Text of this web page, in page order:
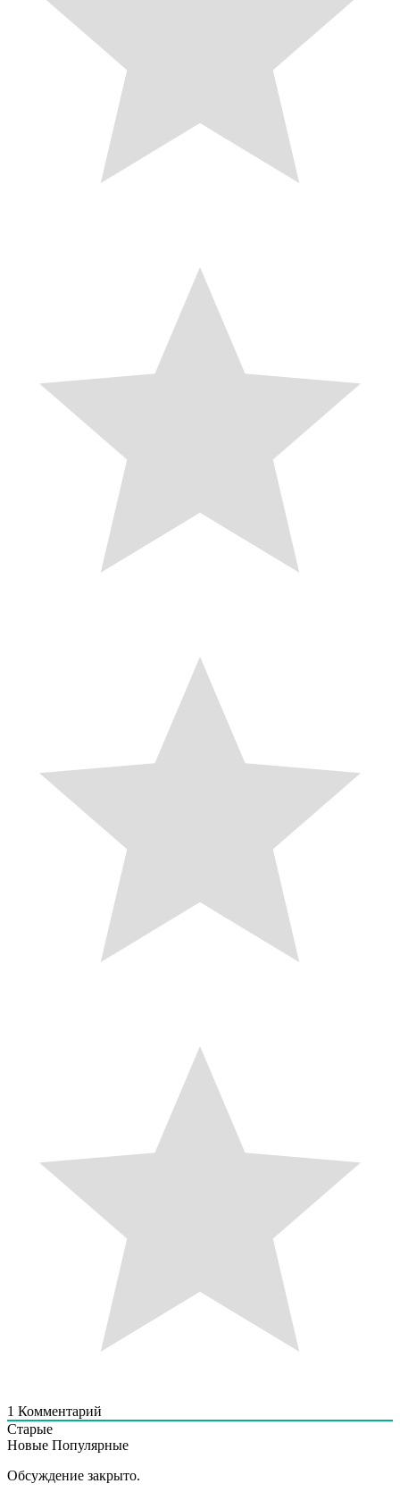
1 Комментарий
Старые
Новые Популярные
Обсуждение закрыто.